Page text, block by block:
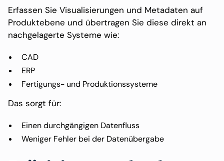
Erfassen Sie Visualisierungen und Metadaten auf
Produktebene und übertragen Sie diese direkt an
nachgelagerte Systeme wie:
CAD
ERP
Fertigungs- und Produktionssysteme
Das sorgt für:
Einen durchgängigen Datenfluss
Weniger Fehler bei der Datenübergabe